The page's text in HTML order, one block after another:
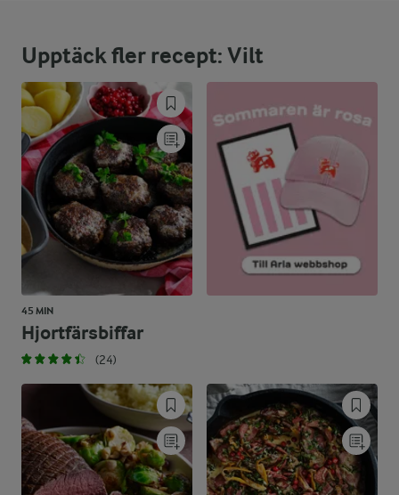
Upptäck fler recept: Vilt
45 MIN
Hjortfärsbiffar
(24)